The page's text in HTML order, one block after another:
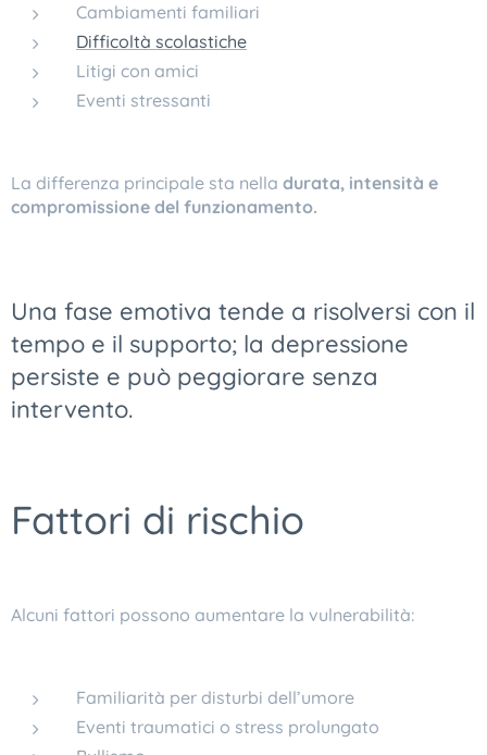
Cambiamenti familiari
Difficoltà scolastiche
Litigi con amici
Eventi stressanti
La differenza principale sta nella durata, intensità e
compromissione del funzionamento.
Una fase emotiva tende a risolversi con il
tempo e il supporto; la depressione
persiste e può peggiorare senza
intervento.
Fattori di rischio
Alcuni fattori possono aumentare la vulnerabilità:
Familiarità per disturbi dell’umore
Eventi traumatici o stress prolungato